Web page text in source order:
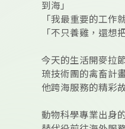
到海」
「我最重要的工作
「不只養雞，還想
今天的生活開麥拉
琉技術團的禽畜計
他跨海服務的精彩
動物科學專業出身